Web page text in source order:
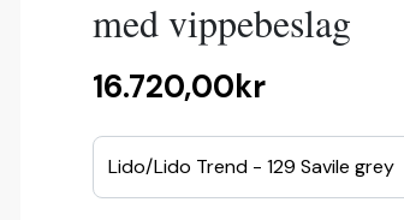
med vippebeslag
16.720,00kr
Lido/Lido Trend - 129 Savile grey